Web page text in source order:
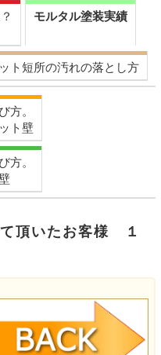
モルタル塗装実績
ト短所の汚れの落とし方
方。
ト壁
方。
頂いたお客様 １